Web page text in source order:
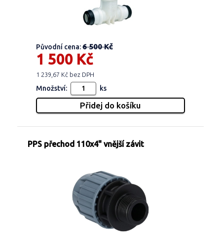
Původní cena:6 500 Kč
1 500 Kč
1 239,67 Kč bez DPH
Množství: ks
PPS přechod 110x4" vnější závit